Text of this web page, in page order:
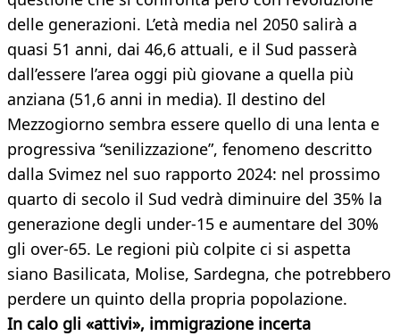
delle generazioni. L’età media nel 2050 salirà a
quasi 51 anni, dai 46,6 attuali, e il Sud passerà
dall’essere l’area oggi più giovane a quella più
anziana (51,6 anni in media). Il destino del
Mezzogiorno sembra essere quello di una lenta e
progressiva “senilizzazione”, fenomeno descritto
dalla Svimez nel suo rapporto 2024: nel prossimo
quarto di secolo il Sud vedrà diminuire del 35% la
generazione degli under-15 e aumentare del 30%
gli over-65. Le regioni più colpite ci si aspetta
siano Basilicata, Molise, Sardegna, che potrebbero
perdere un quinto della propria popolazione.
In calo gli «attivi», immigrazione incerta